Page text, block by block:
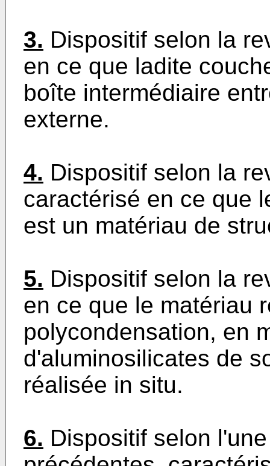
3. Dispositif selon la
en ce que ladite
boîte intermédiaire
externe.
4. Dispositif selon la
caractérisé en ce que
est un matériau de
5. Dispositif selon la
en ce que le matériau
polycondensation, en
d'aluminosilicates de
réalisée in situ.
6. Dispositif selon